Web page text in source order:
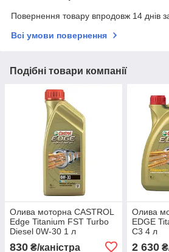
Повернення товару впродовж 14 днів
Всі умови повернення
Подібні товари компанії
Олива моторна CASTROL
Edge Titanium FST Turbo
Diesel 0W-30 1 л
830 ₴/каністра
Олива
EDGE
C3 4 л
2 630₴/